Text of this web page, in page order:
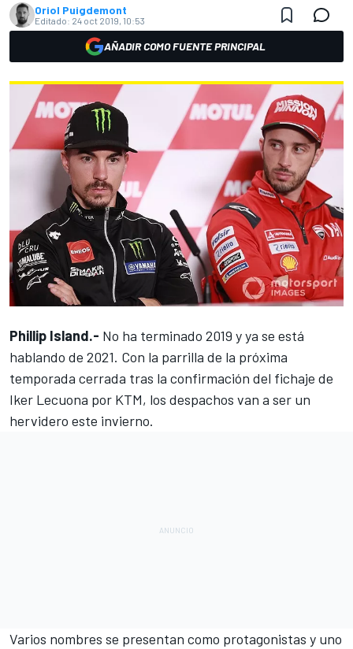
Oriol Puigdemont
Editado: 24 oct 2019, 10:53
AÑADIR COMO FUENTE PRINCIPAL
Phillip Island.- No ha terminado 2019 y ya se está
hablando de 2021. Con la parrilla de la próxima
temporada cerrada tras la confirmación del fichaje de
Iker Lecuona por KTM, los despachos van a ser un
hervidero este invierno.
Varios nombres se presentan como protagonistas y uno